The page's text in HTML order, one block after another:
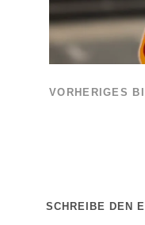
VORHERIGES
SCHREIBE DEN